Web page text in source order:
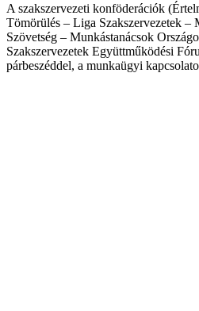
A szakszervezeti konföderációk
Tömörülés – Liga Szakszervezetek –
Szövetség – Munkástanácsok
Szakszervezetek Együttműködési
párbeszéddel, a munkaügyi